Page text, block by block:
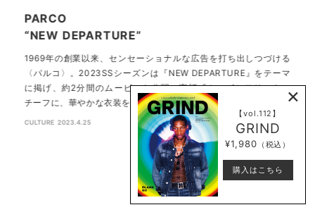
PARCO
“NEW DEPARTURE”
1969年の創業以来、センセーショナルな広告を打ち出しつづける
〈パルコ〉。2023SSシーズンは『NEW DEPARTURE』をテーマ
に掲げ、約2分間のムービーを公開。寓話『トンボとアリ』をモ
チーフに、華やかな衣装を纏っ…
CULTURE2023.4.25
【vol.112】
GRIND
¥1,980 （税込）
購入はこちら
×